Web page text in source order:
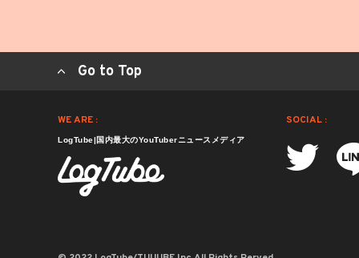
Go to Top
WE ARE :
LogTube|国内最大のYouTuberニュースメディア
SOCIAL :